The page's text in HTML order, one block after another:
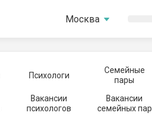
Москва
Психологи
Семейные
пары
Вакансии
психологов
Вакансии
семейных пар